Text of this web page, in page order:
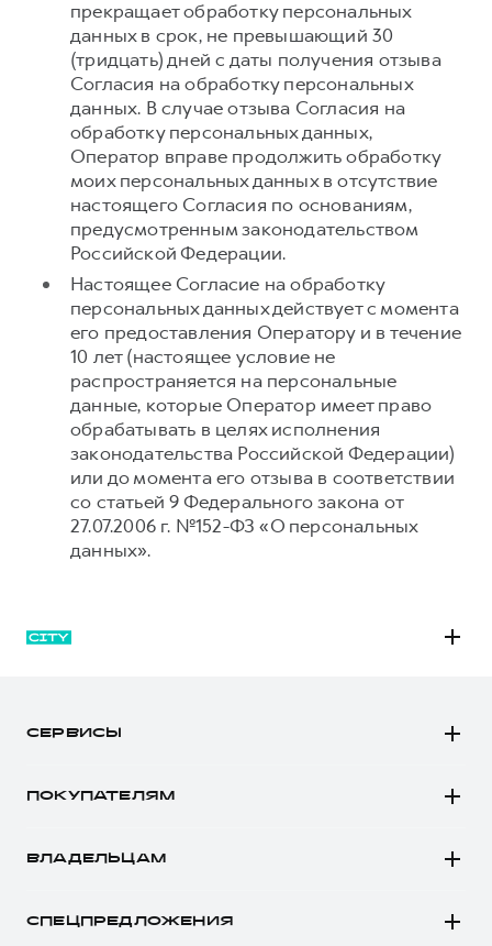
прекращает обработку персональных
данных в срок, не превышающий 30
(тридцать) дней с даты получения отзыва
Согласия на обработку персональных
данных. В случае отзыва Согласия на
обработку персональных данных,
Оператор вправе продолжить обработку
моих персональных данных в отсутствие
настоящего Согласия по основаниям,
предусмотренным законодательством
Российской Федерации.
Настоящее Согласие на обработку
персональных данных действует с момента
его предоставления Оператору и в течение
10 лет (настоящее условие не
распространяется на персональные
данные, которые Оператор имеет право
обрабатывать в целях исполнения
законодательства Российской Федерации)
или до момента его отзыва в соответствии
со статьей 9 Федерального закона от
27.07.2006 г. №152-ФЗ «О персональных
данных».
СЕРВИСЫ
ПОКУПАТЕЛЯМ
Конфигуратор HAVAL
ВЛАДЕЛЬЦАМ
Запись на сервис
СПЕЦПРЕДЛОЖЕНИЯ